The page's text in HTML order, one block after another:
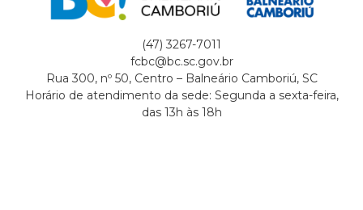
(47) 3267-7011
fcbc@bc.sc.gov.br
Rua 300, nº 50, Centro – Balneário Camboriú, SC
Horário de atendimento da sede: Segunda a sexta-feira,
das 13h às 18h